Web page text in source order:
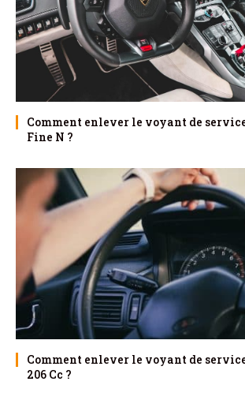
Comment enlever le voyant de
Fine N ?
Comment enlever le voyant de
206 Cc ?